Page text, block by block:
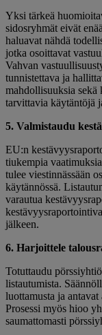
Yksi tärkeä
sidosryhmät eivät
haluavat nähdä
jotka osoittavat
Vahvan
tunnistettava ja
mahdollisuuksia sekä
tarvittavia käytäntöjä
5. Valmistaudu
EU:n
tiukempia
tulee viestinnässään
käytännössä.
varautua
jälkeen.
6. Harjoittele
Totuttaudu
listautumista.
luottamusta ja
Prosessi myös hioo
saumattomasti